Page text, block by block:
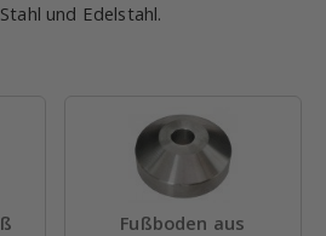
und Edelstahl.
Fußboden aus